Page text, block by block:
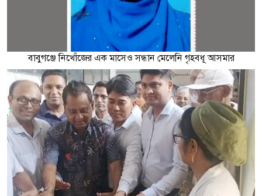
বাবুগঞ্জে নিখোঁজের এক মাসেও সন্ধান মেলেনি গৃহবধূ আসমার